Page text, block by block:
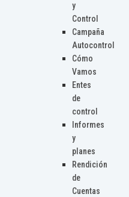
y
Control
Campaña
Autocontrol
Cómo
Vamos
Entes
de
control
Informes
y
planes
Rendición
de
Cuentas